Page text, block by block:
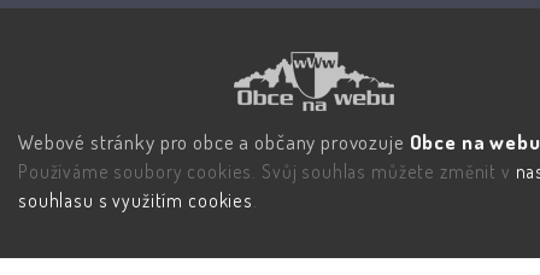
Webové stránky pro obce a občany provozuje Obce na
Používáme soubory cookies. Svůj souhlas můžete změnit v
souhlasu s využitím cookies.